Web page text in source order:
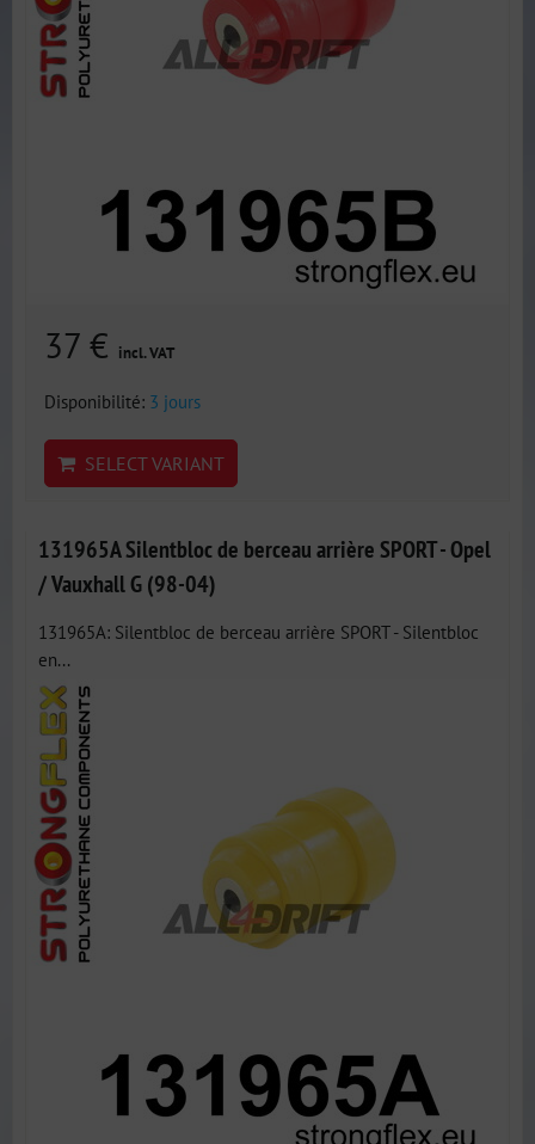
37 € incl. VAT
Disponibilité: 3 jours
SELECT VARIANT
131965A Silentbloc de berceau arrière SPORT - Opel
/ Vauxhall G (98-04)
131965A: Silentbloc de berceau arrière SPORT - Silentbloc
en...